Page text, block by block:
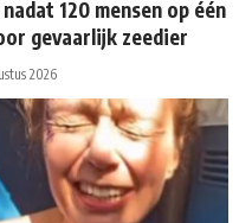
120 mensen op één
gevaarlijk zeedier
2026